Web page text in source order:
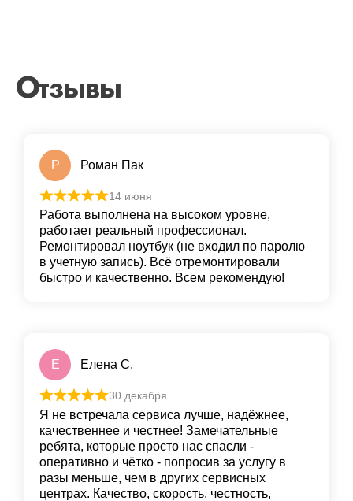
Отзывы
Р Роман Пак
14 июня
Работа выполнена на высоком уровне,
работает реальный профессионал.
Ремонтировал ноутбук (не входил по паролю
в учетную запись). Всё отремонтировали
быстро и качественно. Всем рекомендую!
Е Елена С.
30 декабря
Я не встречала сервиса лучше, надёжнее,
качественнее и честнее! Замечательные
ребята, которые просто нас спасли -
оперативно и чётко - попросив за услугу в
разы меньше, чем в других сервисных
центрах. Качество, скорость, честность,